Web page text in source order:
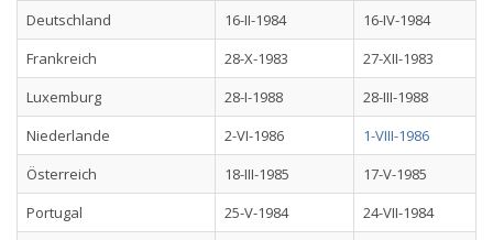
Deutschland
16-II-1984
16-IV-1984
Frankreich
28-X-1983
27-XII-1983
Luxemburg
28-I-1988
28-III-1988
Niederlande
2-VI-1986
1-VIII-1986
Österreich
18-III-1985
17-V-1985
Portugal
25-V-1984
24-VII-1984